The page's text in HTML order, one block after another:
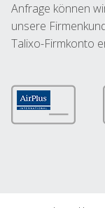
Anfrage können
unsere
Talixo-Firmkonto